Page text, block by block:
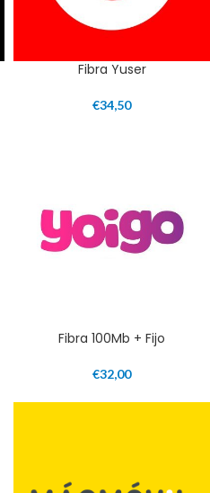
Fibra Yuser
€34,50
Fibra 100Mb + Fijo
€32,00